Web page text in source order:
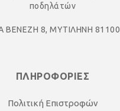
ποδηλάτών
ΒΕΝΕΖΗ 8, ΜΥΤΙΛΗΝΗ 81100
ΠΛΗΡΟΦΟΡΙΕΣ
Πολιτική Επιστροφών